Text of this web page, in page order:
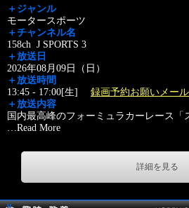
＋ジャンル
モータースポーツ
＋チャンネル名
158ch J SPORTS 3
＋放送日
2026年08月09日（日）
＋放送時間
13:45 - 17:00[生] 録画予約お願いメー
＋放送内容
国内最高峰のフォーミュラカーレース「
…Read More
詳細を見る